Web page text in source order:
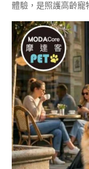
體驗，是照護高齡寵